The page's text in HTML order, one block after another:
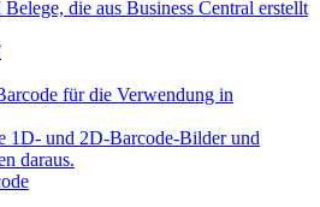
die aus Business Central erstellt
für die Verwendung in
1D- und 2D-Barcode-Bilder und
daraus.